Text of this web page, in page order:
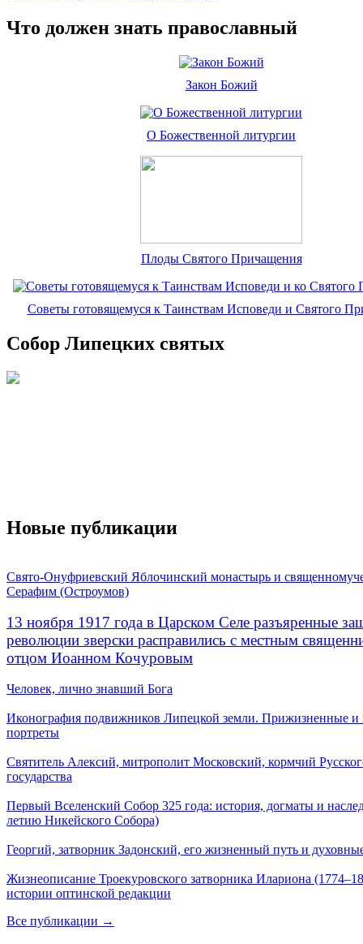
Что должен знать православный
Закон Божий
О Божественной литургии
Плоды Святого Причащения
Советы готовящемуся к Таинствам Исповеди и Святого
Собор Липецких святых
Новые публикации
Свято-Онуфриевский Яблочинский монастырь и
Серафим (Остроумов)
13 ноября 1917 года в Царском Селе разъяренные
революции зверски расправились с местным
отцом Иоанном Кочуровым
Человек, лично знавший Бога
Иконография подвижников Липецкой земли. Прижизненные и
портреты
Святитель Алексий, митрополит Московский, кормчий
государства
Первый Вселенский Собор 325 года: история, догматы и
летию Никейского Собора)
Георгий, затворник Задонский, его жизненный путь и
Жизнеописание Троекуровского затворника Илариона
истории оптинской редакции
Все публикации →